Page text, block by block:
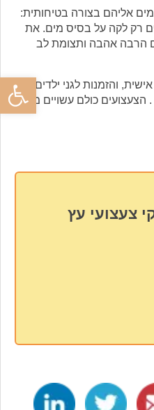
פתח
אליהם בצורה בטיחותית:
רק לקה על בסיס מים. את
הרבה אהבה ותצומת לב
והזמנות לגני ילדים עם
הצעצועים כולם עשויים מעץ
צעצועי עץ